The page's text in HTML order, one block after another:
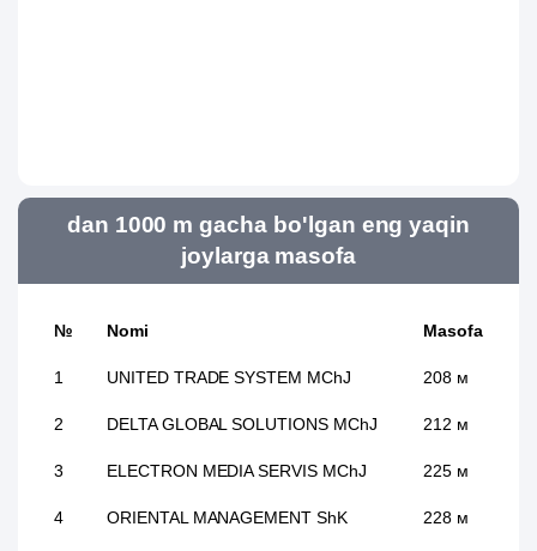
dan 1000 m gacha bo'lgan eng yaqin
joylarga masofa
№ Nomi Masofa
1 UNITED TRADE SYSTEM MChJ 208 м
2 DELTA GLOBAL SOLUTIONS MChJ 212 м
3 ELECTRON MEDIA SERVIS MChJ 225 м
4 ORIENTAL MANAGEMENT ShK 228 м